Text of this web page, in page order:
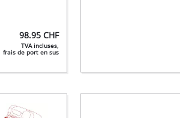
98.95 CHF
TVA incluses,
frais de port en sus